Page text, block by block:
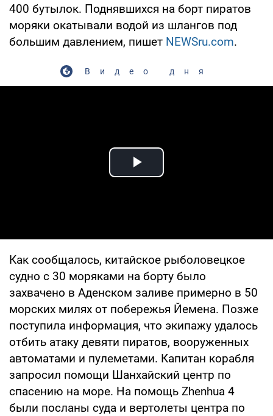
400 бутылок. Поднявшихся на борт пиратов
моряки окатывали водой из шлангов под
большим давлением, пишет NEWSru.com.
Видео дня
Play Video
Как сообщалось, китайское рыболовецкое
судно с 30 моряками на борту было
захвачено в Аденском заливе примерно в 50
морских милях от побережья Йемена. Позже
поступила информация, что экипажу удалось
отбить атаку девяти пиратов, вооруженных
автоматами и пулеметами. Капитан корабля
запросил помощи Шанхайский центр по
спасению на море. На помощь Zhenhua 4
были посланы суда и вертолеты центра по